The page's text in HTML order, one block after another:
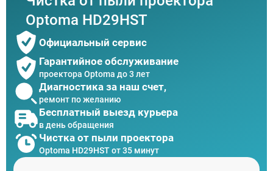
Optoma HD29HST
Официальный сервис
Гарантийное обслуживание
проектора Optoma до 3 лет
Диагностика за наш счет,
ремонт по желанию
Бесплатный выезд курьера
в день обращения
Чистка от пыли проектора
Optoma HD29HST от 35 минут